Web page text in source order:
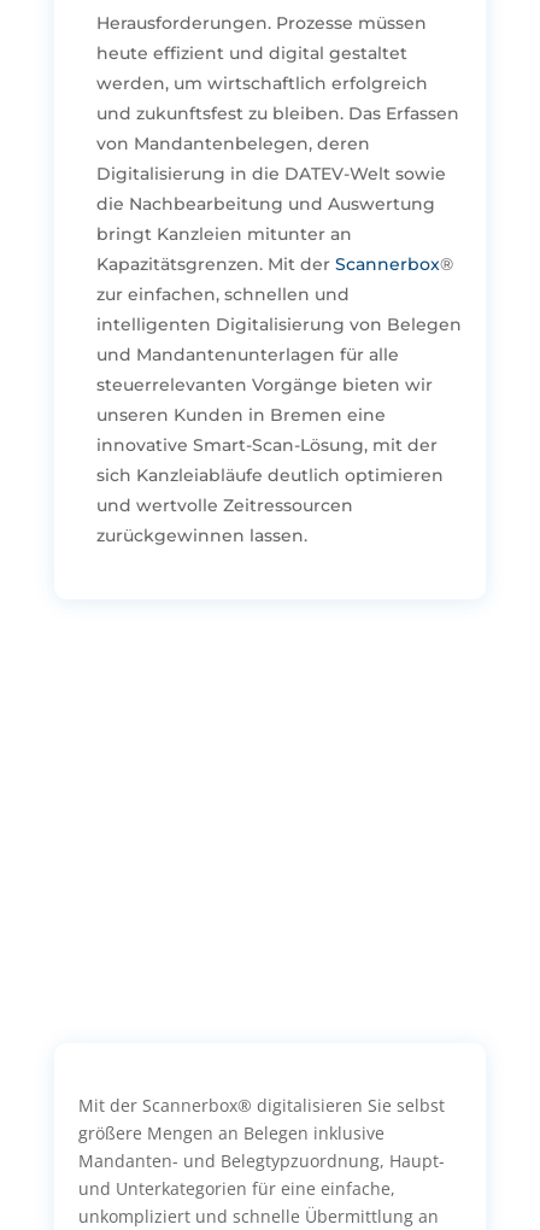
Herausforderungen. Prozesse müssen
heute effizient und digital gestaltet
werden, um wirtschaftlich erfolgreich
und zukunftsfest zu bleiben. Das Erfassen
von Mandantenbelegen, deren
Digitalisierung in die DATEV-Welt sowie
die Nachbearbeitung und Auswertung
bringt Kanzleien mitunter an
Kapazitätsgrenzen. Mit der Scannerbox®
zur einfachen, schnellen und
intelligenten Digitalisierung von Belegen
und Mandantenunterlagen für alle
steuerrelevanten Vorgänge bieten wir
unseren Kunden in Bremen eine
innovative Smart-Scan-Lösung, mit der
sich Kanzleiabläufe deutlich optimieren
und wertvolle Zeitressourcen
zurückgewinnen lassen.
Mit der Scannerbox® digitalisieren Sie selbst
größere Mengen an Belegen inklusive
Mandanten- und Belegtypzuordnung, Haupt-
und Unterkategorien für eine einfache,
unkompliziert und schnelle Übermittlung an